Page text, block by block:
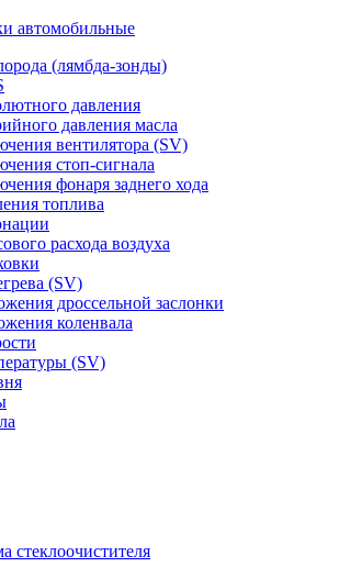
автомобильные
(лямбда-зонды)
давления
давления масла
вентилятора (SV)
стоп-сигнала
фонаря заднего хода
топлива
расхода воздуха
(SV)
дроссельной заслонки
коленвала
(SV)
стеклоочистителя